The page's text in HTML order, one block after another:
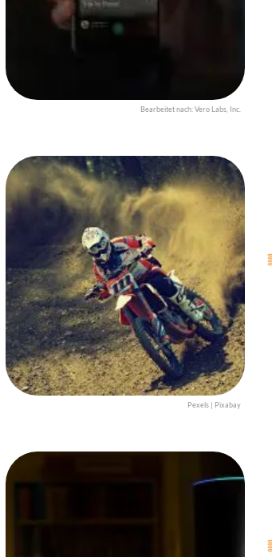
Bearbeitet nach: Vero Labs, Inc.
Pexels | Pixabay